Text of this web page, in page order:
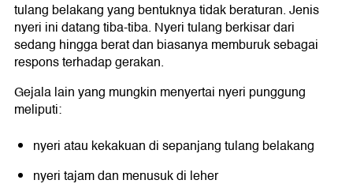
tulang belakang yang bentuknya tidak beraturan. Jenis
nyeri ini datang tiba-tiba. Nyeri tulang berkisar dari
sedang hingga berat dan biasanya memburuk sebagai
respons terhadap gerakan.
Gejala lain yang mungkin menyertai nyeri punggung
meliputi:
nyeri atau kekakuan di sepanjang tulang belakang
nyeri tajam dan menusuk di leher